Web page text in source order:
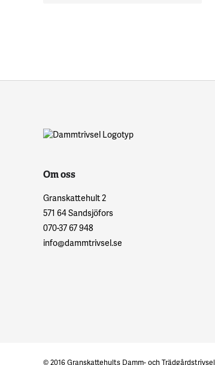
Om oss
Granskattehult 2
571 64 Sandsjöfors
070-37 67 948
info@dammtrivsel.se
© 2016 Granskattehults Damm- och Trädgårdstrivsel